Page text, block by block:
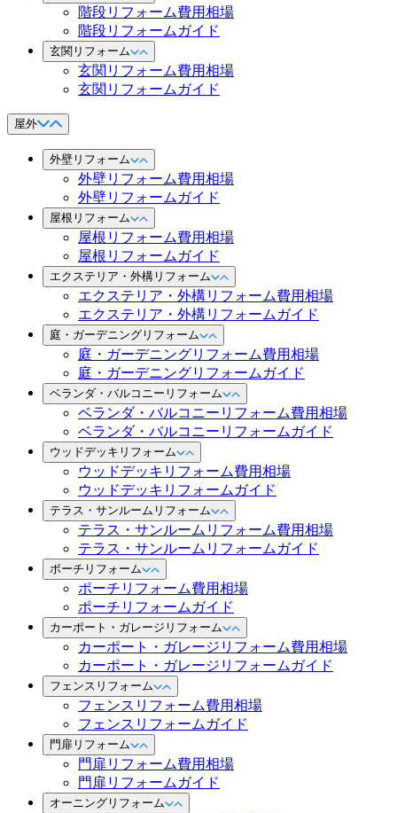
階段リフォーム費用相場
階段リフォームガイド
玄関リフォーム
玄関リフォーム費用相場
玄関リフォームガイド
屋外
外壁リフォーム
外壁リフォーム費用相場
外壁リフォームガイド
屋根リフォーム
屋根リフォーム費用相場
屋根リフォームガイド
エクステリア・外構リフォーム
エクステリア・外構リフォーム費用相場
エクステリア・外構リフォームガイド
庭・ガーデニングリフォーム
庭・ガーデニングリフォーム費用相場
庭・ガーデニングリフォームガイド
ベランダ・バルコニーリフォーム
ベランダ・バルコニーリフォーム費用相場
ベランダ・バルコニーリフォームガイド
ウッドデッキリフォーム
ウッドデッキリフォーム費用相場
ウッドデッキリフォームガイド
テラス・サンルームリフォーム
テラス・サンルームリフォーム費用相場
テラス・サンルームリフォームガイド
ポーチリフォーム
ポーチリフォーム費用相場
ポーチリフォームガイド
カーポート・ガレージリフォーム
カーポート・ガレージリフォーム費用相場
カーポート・ガレージリフォームガイド
フェンスリフォーム
フェンスリフォーム費用相場
フェンスリフォームガイド
門扉リフォーム
門扉リフォーム費用相場
門扉リフォームガイド
オーニングリフォーム